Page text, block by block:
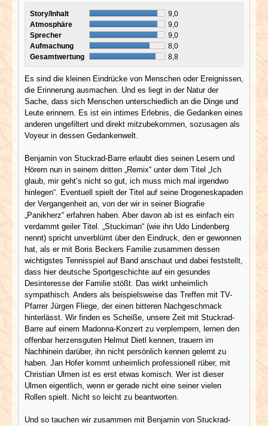
Story/Inhalt
9,0
Atmosphäre
9,0
Sprecher
9,0
Aufmachung
8,0
Gesamtwertung
8,8
Es sind die kleinen Eindrücke von Menschen oder Ereignissen,
die Erinnerung ausmachen. Und es liegt in der Natur der
Sache, dass sich Menschen unterschiedlich an die Dinge und
Leute erinnern. Es ist ein intimes Erlebnis, die Gedanken eines
anderen ungefiltert und direkt mitzubekommen, sozusagen als
Voyeur in dessen Gedankenwelt.
Benjamin von Stuckrad-Barre erlaubt dies seinen Lesern und
Hörern nun in seinem dritten „Remix“ unter dem Titel „Ich
glaub, mir geht’s nicht so gut, ich muss mich mal irgendwo
hinlegen“. Eventuell spielt der Titel auf seine Drogeneskapaden
der Vergangenheit an, von der wir in seiner Biografie
„Panikherz“ erfahren haben. Aber davon ab ist es einfach ein
verdammt geiler Titel. „Stuckiman“ (wie ihn Udo Lindenberg
nennt) spricht unverblümt über den Eindruck, den er gewonnen
hat, als er mit Boris Beckers Familie zusammen dessen
wichtigstes Tennisspiel auf Band anschaut und dabei feststellt,
dass hier deutsche Sportgeschichte auf ein gesundes
Desinteresse der Familie stößt. Das wirkt unheimlich
sympathisch. Anders als beispielsweise das Treffen mit TV-
Pfarrer Jürgen Fliege, der einen bitteren Nachgeschmack
hinterlässt. Wir finden es Scheiße, unsere Zeit mit Stuckrad-
Barre auf einem Madonna-Konzert zu verplempern, lernen den
offenbar herzensguten Helmut Dietl kennen, trauern im
Nachhinein darüber, ihn nicht persönlich kennen gelernt zu
haben. Jan Hofer kommt unheimlich professionell rüber, mit
Christian Ulmen ist es erst etwas komisch. Wer ist dieser
Ulmen eigentlich, wenn er gerade nicht eine seiner vielen
Rollen spielt. Nicht so leicht zu beantworten.
Und so tauchen wir zusammen mit Benjamin von Stuckrad-